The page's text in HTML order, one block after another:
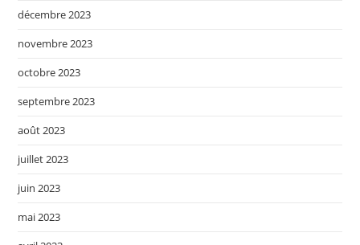
décembre 2023
novembre 2023
octobre 2023
septembre 2023
août 2023
juillet 2023
juin 2023
mai 2023